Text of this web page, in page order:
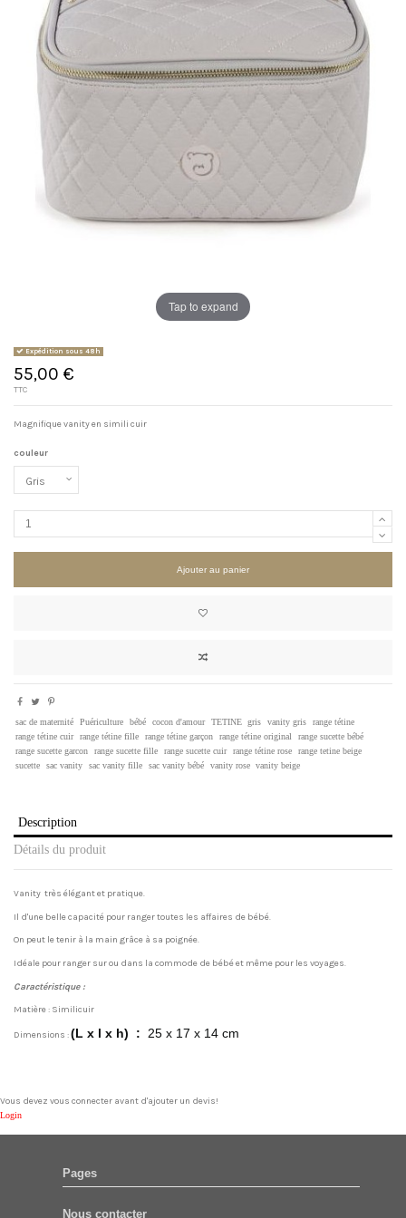
Tap to expand
Expédition sous 48h
55,00 €
TTC
Magnifique vanity en simili cuir
couleur
Ajouter au panier
sac de maternité Puériculture bébé cocon d'amour TETINE gris vanity gris
range tétine
range tétine cuir
range tétine fille range tétine garçon range tétine original
range sucette bébé
range sucette garcon
range sucette fille range sucette cuir range tétine rose
range tetine beige
sucette
sac vanity sac vanity fille sac vanity bébé vanity rose vanity beige
Description
Détails du produit
Vanity très élégant et pratique.
Il d'une belle capacité pour ranger toutes les affaires de bébé.
On peut le tenir à la main grâce à sa poignée.
Idéale pour ranger sur ou dans la commode de bébé et même pour les voyages.
Caractéristique :
Matière : Similicuir
Dimensions : (L x l x h) ‏ : ‎ 25 x 17 x 14 cm
Sexe Mixte
Référencemaria-gris
Vous devez vous connecter avant d'ajouter un devis!
Login
Pages
Nous contacter